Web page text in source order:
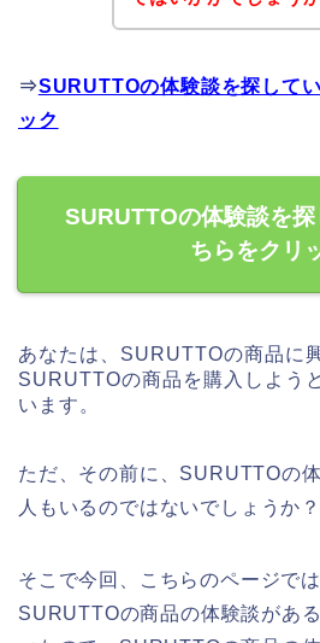
⇒SURUTTOの体験談を探して
ック
SURUTTOの体験談を探
ちらをクリ
あなたは、SURUTTOの商品に
SURUTTOの商品を購入しよう
います。
ただ、その前に、SURUTTOの
人もいるのではないでしょうか？
そこで今回、こちらのページで
SURUTTOの商品の体験談があ